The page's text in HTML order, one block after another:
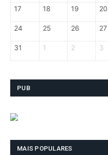
17 18 19 20
24 25 26 27
31 1 2 3
PUB
MAIS POPULARES